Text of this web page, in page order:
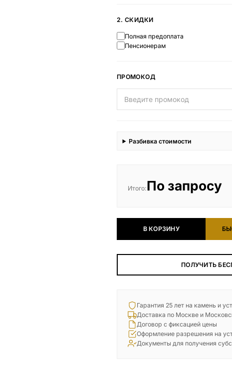
2. СКИДКИ
Полная предоплата
Пенсионерам
ПРОМОКОД
Разбивка стоимости
Итого:По запросу
В КОРЗИНУ
ПОЛУЧИТЬ
Гарантия 25 лет на камень и
Доставка по Москве и
Договор с фиксацией цены
Оформление разрешения на
Документы для получения